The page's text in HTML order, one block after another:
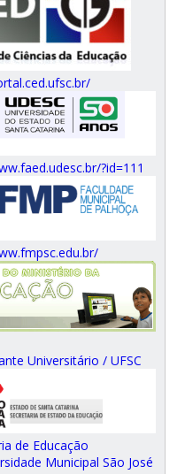
?id=111
Universitário / UFSC
de Educação